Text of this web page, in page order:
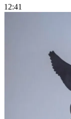
12:41